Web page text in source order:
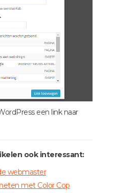
een link naar
ook interessant:
webmaster
met Color Cop